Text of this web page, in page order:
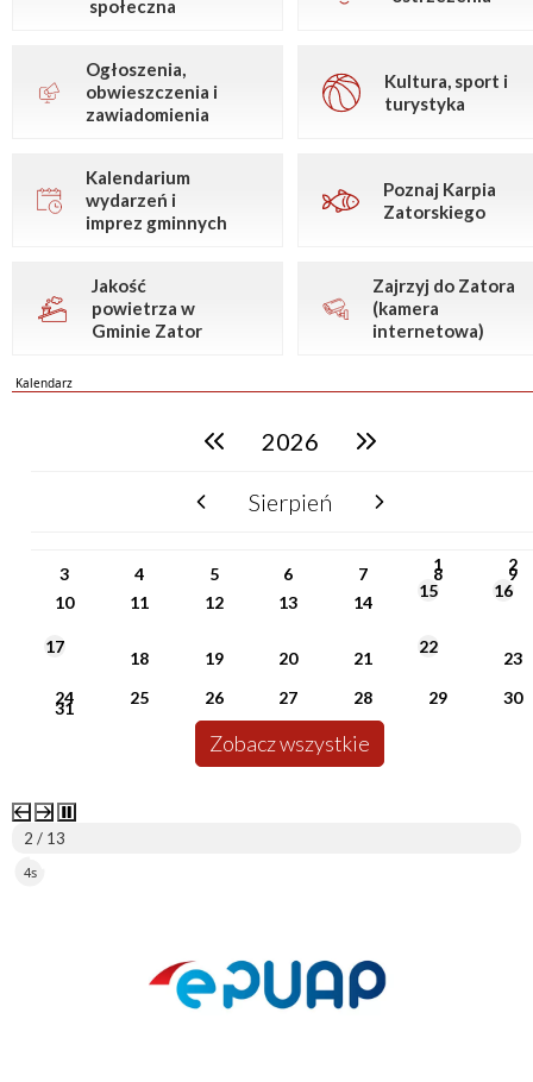
społeczna
Ogłoszenia,
obwieszczenia i
zawiadomienia
Kultura, sport i
turystyka
Kalendarium
wydarzeń i
imprez gminnych
Poznaj Karpia
Zatorskiego
Jakość
powietrza w
Gminie Zator
Zajrzyj do Zatora
(kamera
internetowa)
Kalendarz
poprzedni rok2026 następny rok
poprzedni miesiącSierpień następny miesiąc
1 2
3 4 5 6 7 8
9
10
11 12 13 14
15 16
17
18 19 20 21
22
23
24
25 26 27 28 29 30
31
Zobacz wszystkie
2 / 13
3s